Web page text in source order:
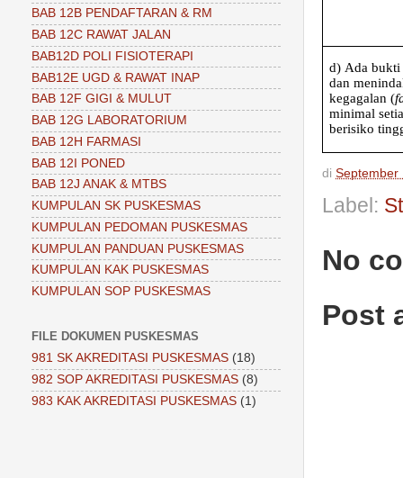
d) Ada bukti
dan
kegagalan (
minimal
berisiko
di September
Label:
No
Post
BAB 12B PENDAFTARAN & RM
BAB 12C RAWAT JALAN
BAB12D POLI FISIOTERAPI
BAB12E UGD & RAWAT INAP
BAB 12F GIGI & MULUT
BAB 12G LABORATORIUM
BAB 12H FARMASI
BAB 12I PONED
BAB 12J ANAK & MTBS
KUMPULAN SK PUSKESMAS
KUMPULAN PEDOMAN PUSKESMAS
KUMPULAN PANDUAN PUSKESMAS
KUMPULAN KAK PUSKESMAS
KUMPULAN SOP PUSKESMAS
FILE DOKUMEN PUSKESMAS
981 SK AKREDITASI PUSKESMAS (18)
982 SOP AKREDITASI PUSKESMAS (8)
983 KAK AKREDITASI PUSKESMAS (1)